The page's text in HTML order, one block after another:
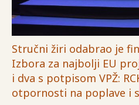
Stručni žiri odabrao je
Izbora za najbolji EU
i dva s potpisom VPŽ:
otpornosti na poplave i